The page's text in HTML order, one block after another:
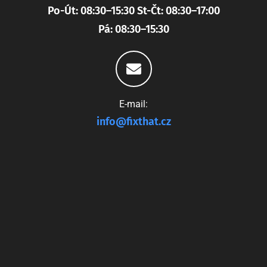
Po-Út: 08:30–15:30 St-Čt: 08:30–17:00
Pá: 08:30–15:30
E-mail:
info@fixthat.cz